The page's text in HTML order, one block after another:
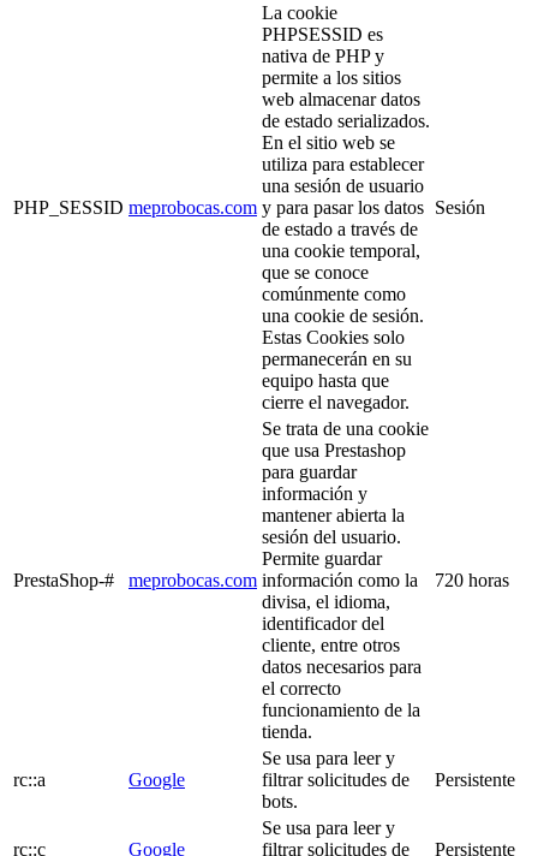
PHP_SESSID meprobocas.com
La cookie
PHPSESSID es
nativa de PHP y
permite a los sitios
web almacenar datos
de estado serializados.
En el sitio web se
utiliza para establecer
una sesión de usuario
y para pasar los datos
de estado a través de
una cookie temporal,
que se conoce
comúnmente como
una cookie de sesión.
Estas Cookies solo
permanecerán en su
equipo hasta que
cierre el navegador.
Sesión
PrestaShop-# meprobocas.com
Se trata de una cookie
que usa Prestashop
para guardar
información y
mantener abierta la
sesión del usuario.
Permite guardar
información como la
divisa, el idioma,
identificador del
cliente, entre otros
datos necesarios para
el correcto
funcionamiento de la
tienda.
720 horas
rc::a Google
Se usa para leer y
filtrar solicitudes de
bots.
Persistente
rc::c Google
Se usa para leer y
filtrar solicitudes de
Persistente